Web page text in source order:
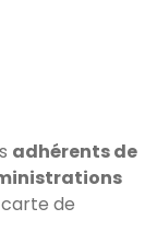
adhérents de
de